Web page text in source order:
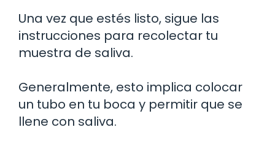
Una vez que estés listo, sigue las
instrucciones para recolectar tu
muestra de saliva.
Generalmente, esto implica colocar
un tubo en tu boca y permitir que se
llene con saliva.